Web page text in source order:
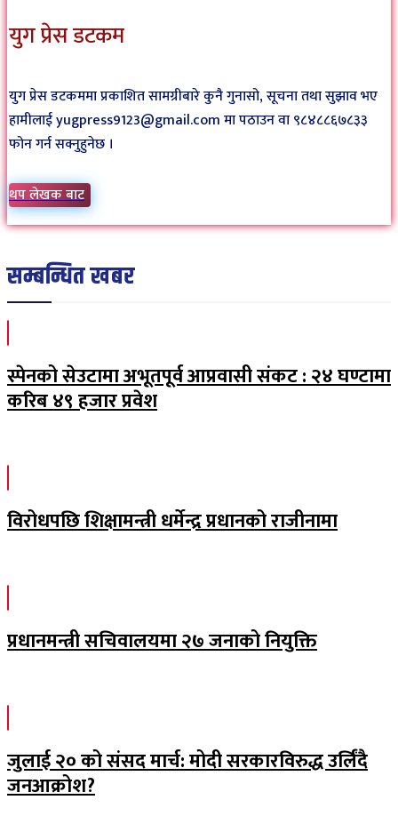
युग प्रेस डटकम
युग प्रेस डटकममा प्रकाशित सामग्रीबारे कुनै गुनासो, सूचना तथा सुझाव भए
हामीलाई yugpress9123@gmail.com मा पठाउन वा ९८४८८६७८३३
फोन गर्न सक्नुहुनेछ ।
थप लेखक बाट
सम्बन्धित खबर
स्पेनको सेउटामा अभूतपूर्व आप्रवासी संकट : २४ घण्टामा
करिब ४९ हजार प्रवेश
विरोधपछि शिक्षामन्त्री धर्मेन्द्र प्रधानको राजीनामा
प्रधानमन्त्री सचिवालयमा २७ जनाको नियुक्ति
जुलाई २० को संसद मार्च: मोदी सरकारविरुद्ध उर्लिंदै
जनआक्रोश?